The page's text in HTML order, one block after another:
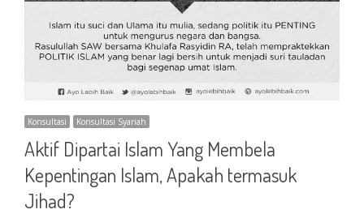
Konsultasi Konsultasi Syariah
Aktif Dipartai Islam Yang Membela
Kepentingan Islam, Apakah termasuk
Jihad?